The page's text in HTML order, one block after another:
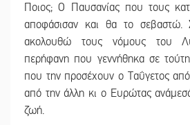
Ποιος; Ο Παυσανίας που τους
αποφάσισαν και θα το
ακολουθώ τους νόμους του
περήφανη που γεννήθηκα σε τούτη
που την προσέχουν ο Ταΰγετος
από την άλλη κι ο Ευρώτας
ζωή.